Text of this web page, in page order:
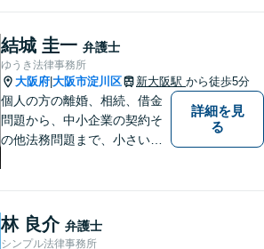
なく、事実と法律をもとに根
本的な解決を導くことが弁護
士の役割だと考えています。
結城 圭一 弁護士
ゆうき法律事務所
大阪府 大阪市淀川区 新大阪駅 から徒歩5分
個人の方の離婚、相続、借金
問題から、中小企業の契約そ
の他法務問題まで、小さい事
す。
詳細を見
る
林 良介 弁護士
シンプル法律事務所